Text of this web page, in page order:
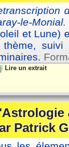
le-Monial.
et Lune)
thème, suivi
Lire un extrait
Patrick